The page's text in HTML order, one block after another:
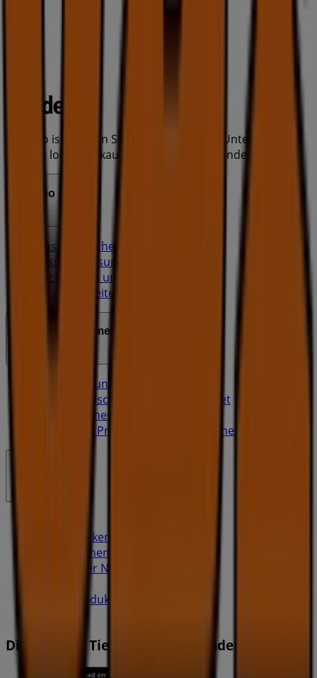
Tiendeo ist Teil von Shopfully, dem Tech-Unternehmen,
das das lokale Einkaufen weltweit neu erfindet.
Tiendeo
Was wir machen
Business-Lösungen
Nachrichten und Medien
Mit uns arbeiten
Kontakt aufnehmen
Marketing- und Geschäftsanfragen
Geschäft falsch auf der Karte geortet
Wöchentliches Anzeigen-Feedback
Technische Probleme und allgemeines Feedback
Lokale Marken
Unternehmen
Filiale in der Nähe
Lokale Produkte
Die App von Tiendeo herunterladen